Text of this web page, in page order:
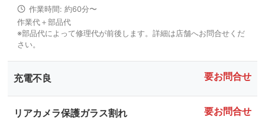
作業時間: 約60分〜
作業代＋部品代
※部品代によって修理代が前後します。詳細は店舗へお問合せくだ
さい。
充電不良 要お問合せ
リアカメラ保護ガラス割れ 要お問合せ